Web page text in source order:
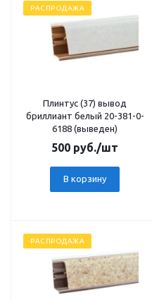
РАСПРОДАЖА
Плинтус (37) вывод
бриллиант белый 20-381-0-
6188 (выведен)
500 руб./шт
В корзину
РАСПРОДАЖА